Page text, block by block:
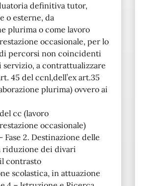
definitiva tutor,
o esterne, da
plurima o come lavoro
occasionale, per lo
percorsi non coincidenti
servizio, a contrattualizzare
45 del ccnl,dell’ex art.35
plurima) ovvero ai
cc (lavoro
occasionale)
Fase 2. Destinazione delle
riduzione dei divari
contrasto
scolastica, in attuazione